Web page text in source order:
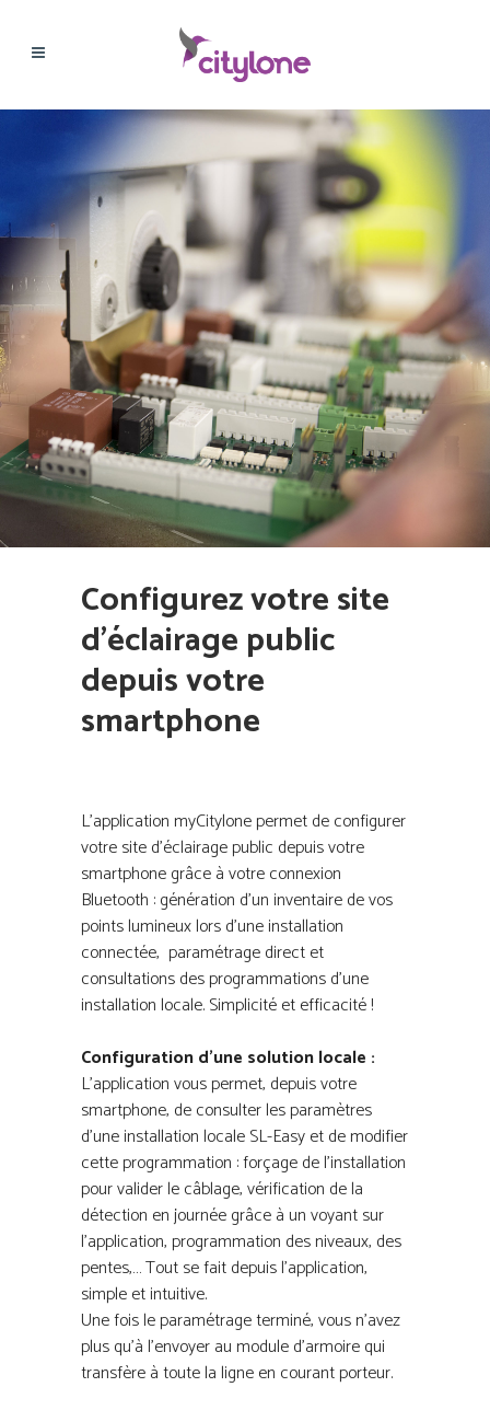
Configurez votre site
d’éclairage public
depuis votre
smartphone
L’application myCitylone permet de configurer
votre site d’éclairage public depuis votre
smartphone grâce à votre connexion
Bluetooth : génération d’un inventaire de vos
points lumineux lors d’une installation
connectée, paramétrage direct et
consultations des programmations d’une
installation locale. Simplicité et efficacité !
Configuration d’une solution locale :
L’application vous permet, depuis votre
smartphone, de consulter les paramètres
d’une installation locale SL-Easy et de modifier
cette programmation : forçage de l’installation
pour valider le câblage, vérification de la
détection en journée grâce à un voyant sur
l’application, programmation des niveaux, des
pentes,… Tout se fait depuis l’application,
simple et intuitive.
Une fois le paramétrage terminé, vous n’avez
plus qu’à l’envoyer au module d’armoire qui
transfère à toute la ligne en courant porteur.